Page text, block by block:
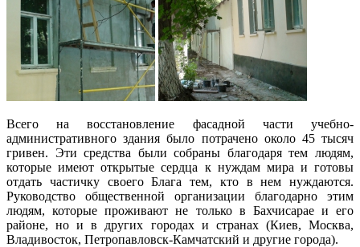
Всего на восстановление фасадной части учебно-
административного здания было потрачено около 45 тысяч
гривен. Эти средства были собраны благодаря тем людям,
которые имеют открытые сердца к нуждам мира и готовы
отдать частичку своего Блага тем, кто в нем нуждаются.
Руководство общественной организации благодарно этим
людям, которые проживают не только в Бахчисарае и его
районе, но и в других городах и странах (Киев, Москва,
Владивосток, Петропавловск-Камчатский и другие города).